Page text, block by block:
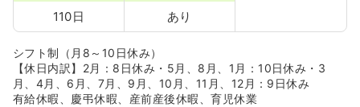
110日 あり
シフト制（月8～10日休み）
【休日内訳】2月：8日休み・5月、8月、1月：10日休み・3
月、4月、6月、7月、9月、10月、11月、12月：9日休み
有給休暇、慶弔休暇、産前産後休暇、育児休業